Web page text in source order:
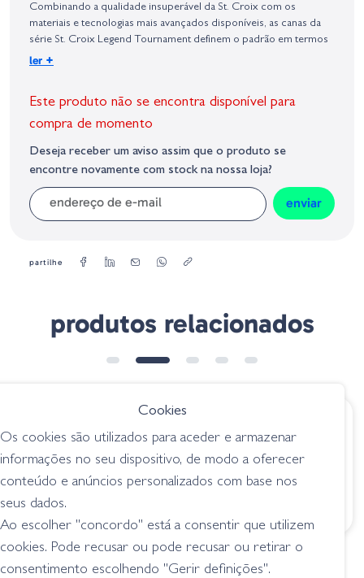
Europeia, dos produtos da marca, conforme requerido no Regulamento
Geral sobre a Segurança dos Produtos (GPSR):
Combinando a qualidade insuperável da St. Croix com os
materiais e tecnologias mais avançados disponíveis, as canas da
série St. Croix Legend Tournament definem o padrão em termos
de desempenho total. Projetadas usando ferramentas Poly Curve
FRS para resistência e durabilidade incomparáveis.
Inigualáveis ??em design avançado, as canas da série St. Croix
Avançada (ART) que reforça a força praticamente sem aumento
no diâmetro ou peso do blank. Equipadas com os melhores
componentes disponíveis, as canas da série St. Croix Legend
Tournament apresentam um porta carretos em branco Fuji PTS,
passadores Kigan e cabos de cortiça super-grade. Aplicando o
que atende e supera as expectativas dos pescadores de provas.
Tamanho - 7.1"
Tipo - Casting 3/8 - 1oz
ler +
Este produto não se encontra disponível para
compra de momento
Deseja receber um aviso assim que o produto se
encontre novamente com stock na nossa loja?
enviar
partilhe
produtos relacionados
€ 115.00
Major Craft Cana
Basspara Casting
6.9"MH
canas casting
St. Croix Legend
Tournament
LBC74HF
Cookies
Os cookies são utilizados para aceder e armazenar
informações no seu dispositivo, de modo a oferecer
conteúdo e anúncios personalizados com base nos
seus dados.
Ao escolher "concordo" está a consentir que utilizem
cookies. Pode recusar ou pode recusar ou retirar o
consentimento escolhendo "Gerir definições".